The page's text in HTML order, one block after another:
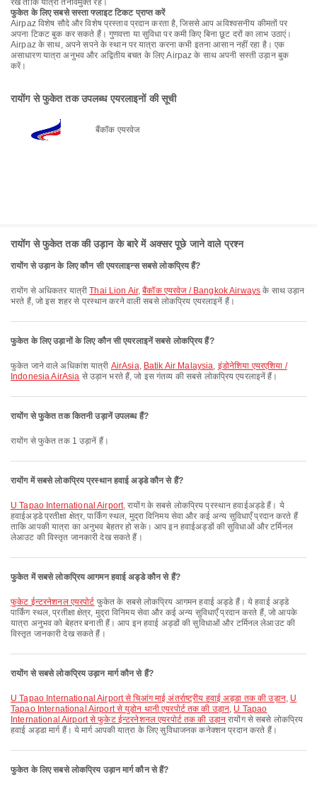
रखें ताकि यात्रा तनावमुक्त रहे।
फुकेत के लिए सबसे सस्ता फ्लाइट टिकट प्राप्त करें
Airpaz विशेष सौदे और विशेष प्रस्ताव प्रदान करता है, जिससे आप अविश्वसनीय कीमतों पर
अपना टिकट बुक कर सकते हैं। गुणवत्ता या सुविधा पर कमी किए बिना छूट दरों का लाभ उठाएं।
Airpaz के साथ, अपने सपने के स्थान पर यात्रा करना कभी इतना आसान नहीं रहा है। एक
असाधारण यात्रा अनुभव और अद्वितीय बचत के लिए Airpaz के साथ अपनी सस्ती उड़ान बुक
करें।
रायोंग से फुकेत तक उपलब्ध एयरलाइनों की सूची
बैंकॉक एयरवेज
रायोंग से फुकेत तक की उड़ान के बारे में अक्सर पूछे जाने वाले प्रश्न
रायोंग से उड़ान के लिए कौन सी एयरलाइन्स सबसे लोकप्रिय हैं?
रायोंग से अधिकतर यात्रीThai Lion Air,बैंकॉक एयरवेज / Bangkok Airways के साथ उड़ान
भरते हैं, जो इस शहर से प्रस्थान करने वाली सबसे लोकप्रिय एयरलाइनें हैं।
फुकेत के लिए उड़ानों के लिए कौन सी एयरलाइनें सबसे लोकप्रिय हैं?
फुकेत जाने वाले अधिकांश यात्री AirAsia, Batik Air Malaysia, इंडोनेशिया एयरएशिया /
Indonesia AirAsia से उड़ान भरते हैं, जो इस गंतव्य की सबसे लोकप्रिय एयरलाइनें हैं।
रायोंग से फुकेत तक कितनी उड़ानें उपलब्ध हैं?
रायोंग से फुकेत तक 1 उड़ानें हैं।
रायोंग में सबसे लोकप्रिय प्रस्थान हवाई अड्डे कौन से हैं?
U Tapao International Airport, रायोंग के सबसे लोकप्रिय प्रस्थान हवाईअड्डे हैं। ये
हवाईअड्डे प्रतीक्षा क्षेत्र, पार्किंग स्थल, मुद्रा विनिमय सेवा और कई अन्य सुविधाएँ प्रदान करते हैं
ताकि आपकी यात्रा का अनुभव बेहतर हो सके। आप इन हवाईअड्डों की सुविधाओं और टर्मिनल
लेआउट की विस्तृत जानकारी देख सकते हैं।
फुकेत में सबसे लोकप्रिय आगमन हवाई अड्डे कौन से हैं?
फुकेट ईन्टरनेशनल एयरपोर्ट फुकेत के सबसे लोकप्रिय आगमन हवाई अड्डे हैं। ये हवाई अड्डे
पार्किंग स्थल, प्रतीक्षा क्षेत्र, मुद्रा विनिमय सेवा और कई अन्य सुविधाएँ प्रदान करते हैं, जो आपके
यात्रा अनुभव को बेहतर बनाती हैं। आप इन हवाई अड्डों की सुविधाओं और टर्मिनल लेआउट की
विस्तृत जानकारी देख सकते हैं।
रायोंग से सबसे लोकप्रिय उड़ान मार्ग कौन से हैं?
U Tapao International Airport से चिआंग माई अंतर्राष्ट्रीय हवाई अड्डा तक की उड़ान, U
Tapao International Airport से युडोन थानी एयरपोर्ट तक की उड़ान, U Tapao
International Airport से फुकेट ईन्टरनेशनल एयरपोर्ट तक की उड़ान रायोंग से सबसे लोकप्रिय
हवाई अड्डा मार्ग हैं। ये मार्ग आपकी यात्रा के लिए सुविधाजनक कनेक्शन प्रदान करते हैं।
फुकेत के लिए सबसे लोकप्रिय उड़ान मार्ग कौन से हैं?